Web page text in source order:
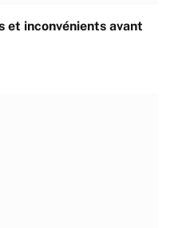
et inconvénients avant